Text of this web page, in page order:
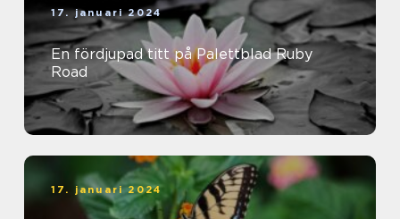
17. januari 2024
En fördjupad titt på Palettblad Ruby
Road
17. januari 2024